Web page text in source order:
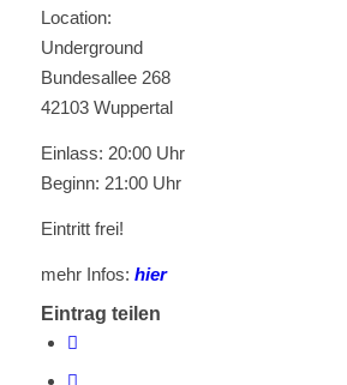
Location:
Underground
Bundesallee 268
42103 Wuppertal
Einlass: 20:00 Uhr
Beginn: 21:00 Uhr
Eintritt frei!
mehr Infos: hier
Eintrag teilen